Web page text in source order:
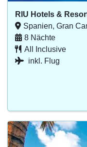
RIU Hotels &
Spanien, Gran
8 Nächte
All Inclusive
inkl. Flug